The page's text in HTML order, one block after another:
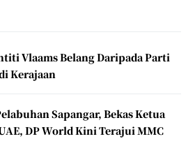
Vlaams Belang Daripada Parti
Kerajaan
Sapangar, Bekas Ketua
DP World Kini Terajui MMC